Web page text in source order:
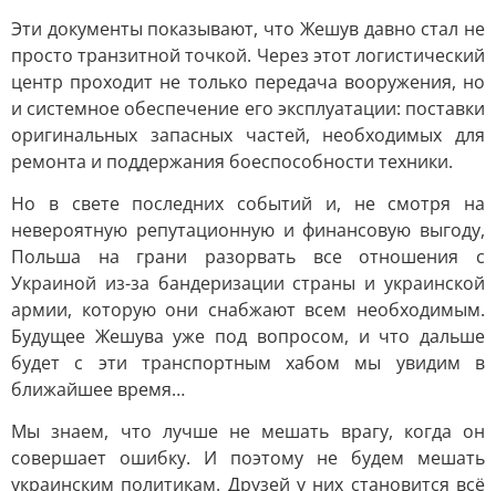
Эти документы показывают, что Жешув давно стал не
просто транзитной точкой. Через этот логистический
центр проходит не только передача вооружения, но
и системное обеспечение его эксплуатации: поставки
оригинальных запасных частей, необходимых для
ремонта и поддержания боеспособности техники.
Но в свете последних событий и, не смотря на
невероятную репутационную и финансовую выгоду,
Польша на грани разорвать все отношения с
Украиной из-за бандеризации страны и украинской
армии, которую они снабжают всем необходимым.
Будущее Жешува уже под вопросом, и что дальше
будет с эти транспортным хабом мы увидим в
ближайшее время…
Мы знаем, что лучше не мешать врагу, когда он
совершает ошибку. И поэтому не будем мешать
украинским политикам. Друзей у них становится всё